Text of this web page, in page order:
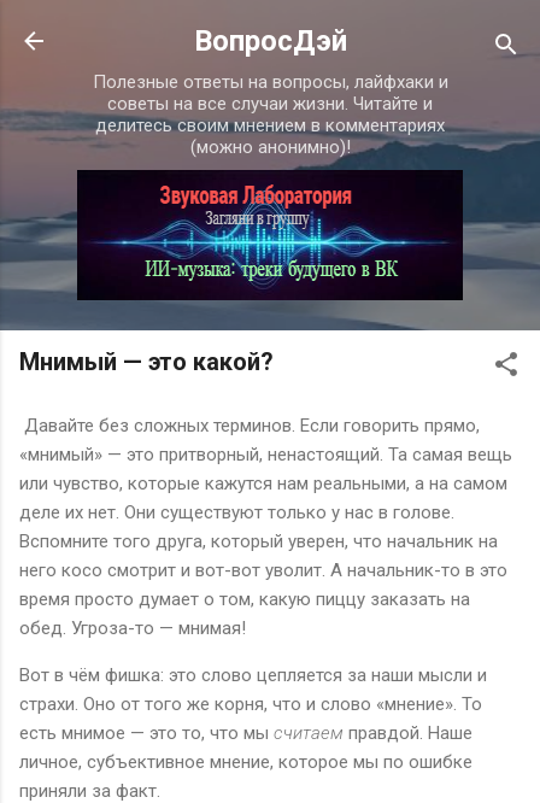
К основному контенту
ВопросДэй
Полезные ответы на вопросы, лайфхаки и
советы на все случаи жизни. Читайте и
делитесь своим мнением в комментариях
(можно анонимно)!
Мнимый — это какой?
Давайте без сложных терминов. Если говорить прямо,
«мнимый» — это притворный, ненастоящий. Та самая вещь
или чувство, которые кажутся нам реальными, а на самом
деле их нет. Они существуют только у нас в голове.
Вспомните того друга, который уверен, что начальник на
него косо смотрит и вот-вот уволит. А начальник-то в это
время просто думает о том, какую пиццу заказать на
обед. Угроза-то — мнимая!
Вот в чём фишка: это слово цепляется за наши мысли и
страхи. Оно от того же корня, что и слово «мнение». То
есть мнимое — это то, что мы считаем правдой. Наше
личное, субъективное мнение, которое мы по ошибке
приняли за факт.